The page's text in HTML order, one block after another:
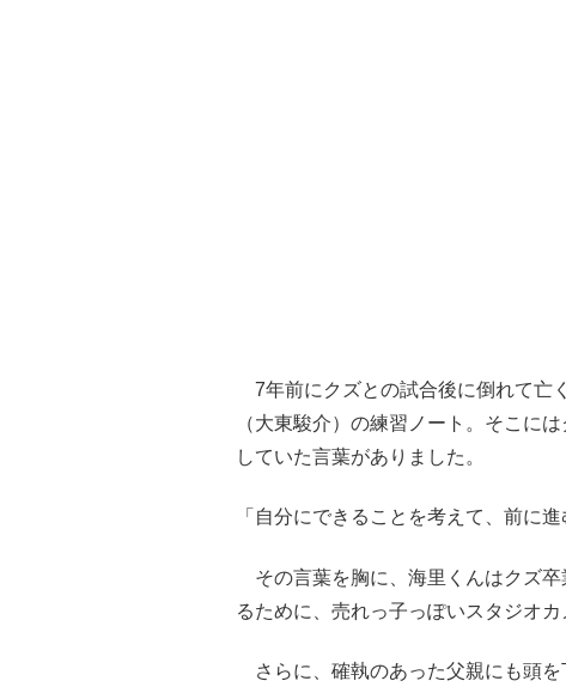
7年前にクズとの試合後に倒れて亡
（大東駿介）の練習ノート。そこに
していた言葉がありました。
「自分にできることを考えて、前に進
その言葉を胸に、海里くんはクズ
るために、売れっ子っぽいスタジオ
さらに、確執のあった父親にも頭を